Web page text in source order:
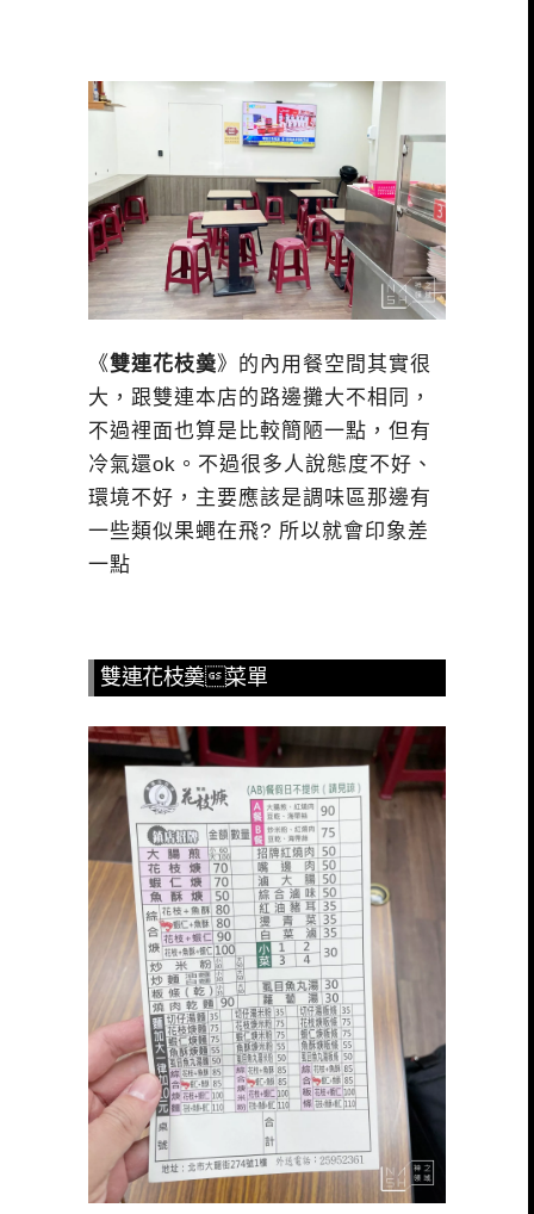
《雙連花枝羮》的內用餐空間其實很
大，跟雙連本店的路邊攤大不相同，
不過裡面也算是比較簡陋一點，但有
冷氣還ok。不過很多人說態度不好、
環境不好，主要應該是調味區那邊有
一些類似果蠅在飛? 所以就會印象差
一點
雙連花枝羮菜單